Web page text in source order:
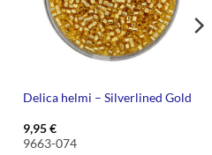
Delica helmi – Silverlined Gold
9,95€
9663-074